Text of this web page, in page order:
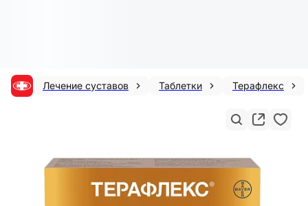
Лечение суставов Таблетки Терафлекс